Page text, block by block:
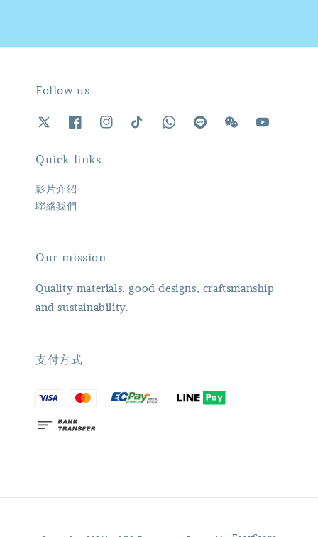
Follow us
Quick links
影片介紹
聯絡我們
Our mission
Quality materials, good designs, craftsmanship
and sustainability.
支付方式